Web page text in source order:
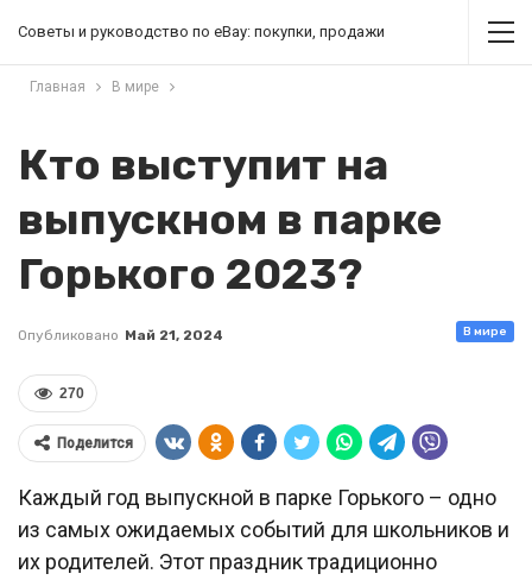
Советы и руководство по eBay: покупки, продажи
Главная В мире
Кто выступит на
выпускном в парке
Горького 2023?
В мире
Опубликовано Май 21, 2024
270
Поделится
Каждый год выпускной в парке Горького – одно
из самых ожидаемых событий для школьников и
их родителей. Этот праздник традиционно